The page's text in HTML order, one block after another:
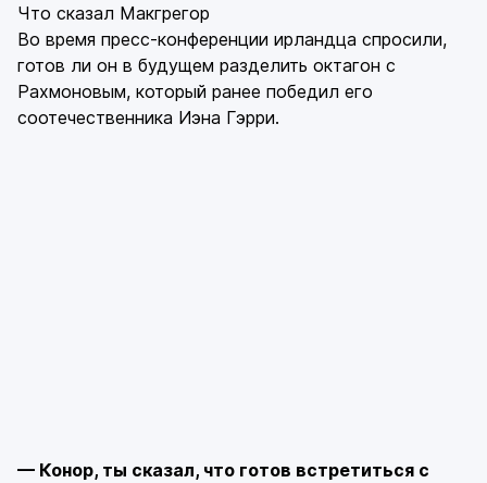
Что сказал Макгрегор
Во время пресс-конференции ирландца спросили,
готов ли он в будущем разделить октагон с
Рахмоновым, который ранее победил его
соотечественника Иэна Гэрри.
— Конор, ты сказал, что готов встретиться с